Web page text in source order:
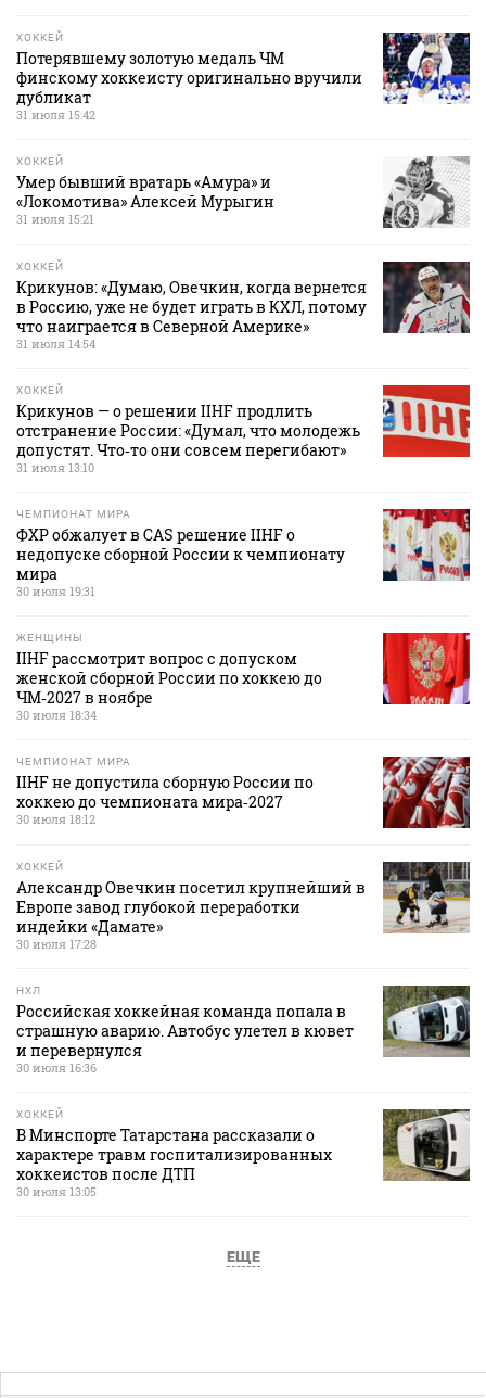
ХОККЕЙ
Потерявшему золотую медаль ЧМ
финскому хоккеисту оригинально вручили
дубликат
31 июля 15:42
ХОККЕЙ
Умер бывший вратарь «Амура» и
«Локомотива» Алексей Мурыгин
31 июля 15:21
ХОККЕЙ
Крикунов: «Думаю, Овечкин, когда вернется
в Россию, уже не будет играть в КХЛ, потому
что наиграется в Северной Америке»
31 июля 14:54
ХОККЕЙ
Крикунов — о решении IIHF продлить
отстранение России: «Думал, что молодежь
допустят. Что‑то они совсем перегибают»
31 июля 13:10
ЧЕМПИОНАТ МИРА
ФХР обжалует в CAS решение IIHF о
недопуске сборной России к чемпионату
мира
30 июля 19:31
ЖЕНЩИНЫ
IIHF рассмотрит вопрос с допуском
женской сборной России по хоккею до
ЧМ‑2027 в ноябре
30 июля 18:34
ЧЕМПИОНАТ МИРА
IIHF не допустила сборную России по
хоккею до чемпионата мира‑2027
30 июля 18:12
ХОККЕЙ
Александр Овечкин посетил крупнейший в
Европе завод глубокой переработки
индейки «Дамате»
30 июля 17:28
НХЛ
Российская хоккейная команда попала в
страшную аварию. Автобус улетел в кювет
и перевернулся
30 июля 16:36
ХОККЕЙ
В Минспорте Татарстана рассказали о
характере травм госпитализированных
хоккеистов после ДТП
30 июля 13:05
ЕЩЕ